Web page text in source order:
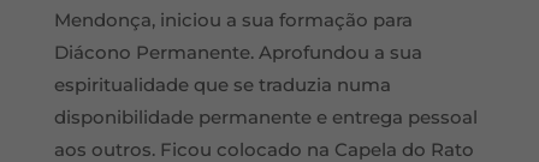
Mendonça, iniciou a sua formação para
Diácono Permanente. Aprofundou a sua
espiritualidade que se traduzia numa
disponibilidade permanente e entrega pessoal
aos outros. Ficou colocado na Capela do Rato